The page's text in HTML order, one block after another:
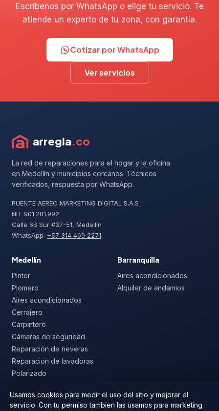
Escríbenos por WhatsApp o elige tu servicio. Te
atiende un experto de tu zona, con garantía.
Cotizar por WhatsApp
Ver servicios
arregla.co
La red de reparaciones para el hogar y la oficina
en Medellín y municipios cercanos. Técnicos
verificados, respuesta por WhatsApp.
PUENTE AEREO MARKETING DIGITAL S.A.S
NIT 901.281.992
Calle 6B Sur #37-51, Medellín
WhatsApp: +57 314 469 2271
Medellín
Pintor
Plomero
Aires acondicionados
Cerrajero
Carpintero
Cámaras de seguridad
Reparación de neveras
Reparación de lavadoras
Polarizado
Barranquilla
Aires acondicionados
Alquiler de andamios
Usamos cookies para medir el uso del sitio y mejorar el
servicio. Con tu permiso tambien las usamos para marketing.